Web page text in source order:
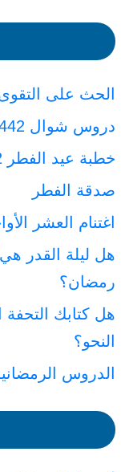
الحث على
دروس شوال 1442
خطبة عيد الفطر 1442
صدقة الفطر
اغتنام العشر
رمضان؟
هل كتابك
النحو؟
الدروس الرمضانية